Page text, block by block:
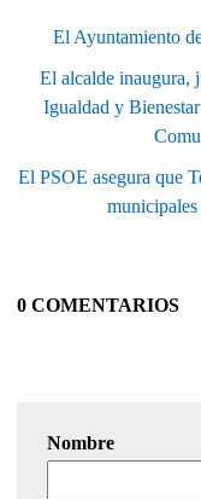
El Ayuntamiento
El alcalde inaugura,
Igualdad y
El PSOE asegura que
0 COMENTARIOS
Nombre